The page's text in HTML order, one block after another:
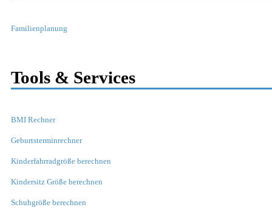
Familienplanung
Tools & Services
BMI Rechner
Geburtsterminrechner
Kinderfahrradgröße berechnen
Kindersitz Größe berechnen
Schuhgröße berechnen